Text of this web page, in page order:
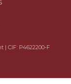
| CIF: P4622200-F